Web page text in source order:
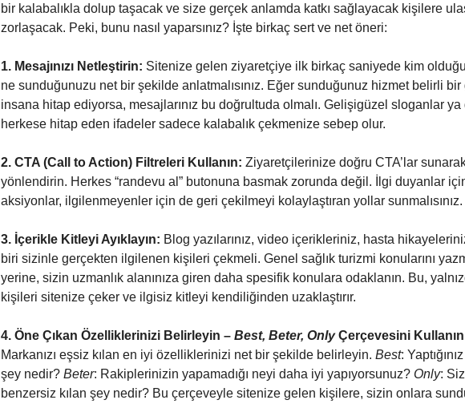
bir kalabalıkla dolup taşacak ve size gerçek anlamda katkı sağlayacak kişilere
zorlaşacak. Peki, bunu nasıl yaparsınız? İşte birkaç sert ve net öneri:
1. Mesajınızı Netleştirin: Sitenize gelen ziyaretçiye ilk birkaç saniyede kim
ne sunduğunuzu net bir şekilde anlatmalısınız. Eğer sunduğunuz hizmet belirli bir
insana hitap ediyorsa, mesajlarınız bu doğrultuda olmalı. Gelişigüzel sloganlar ya
herkese hitap eden ifadeler sadece kalabalık çekmenize sebep olur.
2. CTA (Call to Action) Filtreleri Kullanın: Ziyaretçilerinize doğru CTA’lar
yönlendirin. Herkes “randevu al” butonuna basmak zorunda değil. İlgi duyanlar
aksiyonlar, ilgilenmeyenler için de geri çekilmeyi kolaylaştıran yollar sunmalısınız.
3. İçerikle Kitleyi Ayıklayın: Blog yazılarınız, video içerikleriniz, hasta
biri sizinle gerçekten ilgilenen kişileri çekmeli. Genel sağlık turizmi konularını
yerine, sizin uzmanlık alanınıza giren daha spesifik konulara odaklanın. Bu,
kişileri sitenize çeker ve ilgisiz kitleyi kendiliğinden uzaklaştırır.
4. Öne Çıkan Özelliklerinizi Belirleyin – Best, Beter, OnlyÇerçevesini
Markanızı eşsiz kılan en iyi özelliklerinizi net bir şekilde belirleyin. Best:
şey nedir? Beter: Rakiplerinizin yapamadığı neyi daha iyi yapıyorsunuz? Only:
benzersiz kılan şey nedir? Bu çerçeveyle sitenize gelen kişilere, sizin onlara